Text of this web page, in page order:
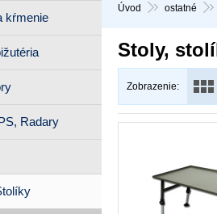
Úvod ostatné
Stoly,
Zobrazenie:
kŕmenie
Radary